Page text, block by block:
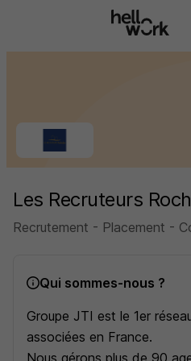
Les Recruteurs
Recrutement - Placement -
Qui sommes-nous ?
Groupe JTI est le 1er
associées en France.
Nous gérons plus de 90